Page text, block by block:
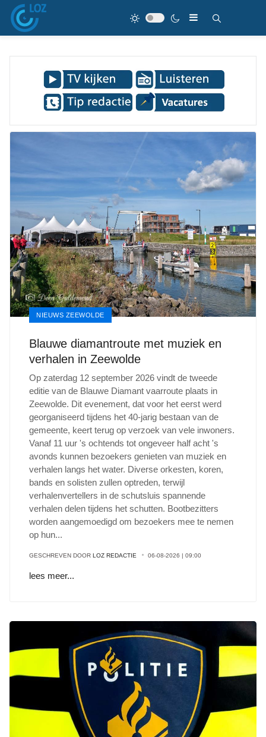
NIEUWS ZEEWOLDE
Blauwe diamantroute met muziek en
verhalen in Zeewolde
Op zaterdag 12 september 2026 vindt de tweede
editie van de Blauwe Diamant vaarroute plaats in
Zeewolde. Dit evenement, dat voor het eerst werd
georganiseerd tijdens het 40-jarig bestaan van de
gemeente, keert terug op verzoek van vele inwoners.
Vanaf 11 uur 's ochtends tot ongeveer half acht 's
avonds kunnen bezoekers genieten van muziek en
verhalen langs het water. Diverse orkesten, koren,
bands en solisten zullen optreden, terwijl
verhalenvertellers in de schutsluis spannende
verhalen delen tijdens het schutten. Bootbezitters
worden aangemoedigd om bezoekers mee te nemen
op hun...
GESCHREVEN DOOR LOZ REDACTIE 06-08-2026 | 09:00
lees meer...